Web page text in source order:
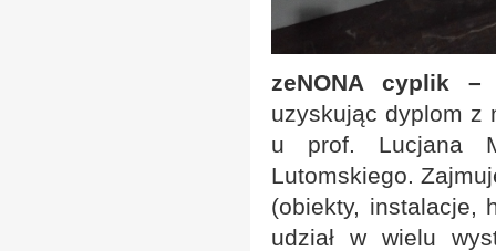
zeNONA cyplik –
uzyskując dyplom z
u prof. Lucjana
Lutomskiego.
(obiekty, instalacje,
udział w wielu